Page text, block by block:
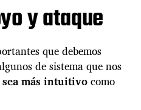
y ataque
que debemos
de sistema que nos
más intuitivocomo